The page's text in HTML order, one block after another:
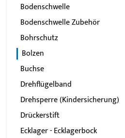
Bodenschwelle
Bodenschwelle Zubehör
Bohrschutz
Bolzen
Buchse
Drehflügelband
Drehsperre (Kindersicherung)
Drückerstift
Ecklager - Ecklagerbock